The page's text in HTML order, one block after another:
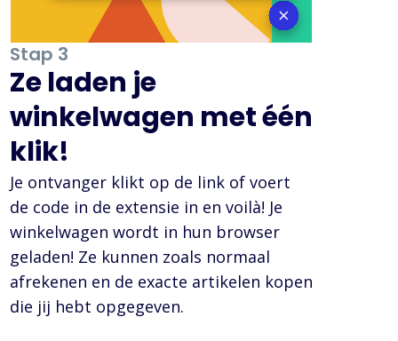
Stap 3
Ze laden je
winkelwagen met één
klik!
Je ontvanger klikt op de link of voert
de code in de extensie in en voilà! Je
winkelwagen wordt in hun browser
geladen! Ze kunnen zoals normaal
afrekenen en de exacte artikelen kopen
die jij hebt opgegeven.